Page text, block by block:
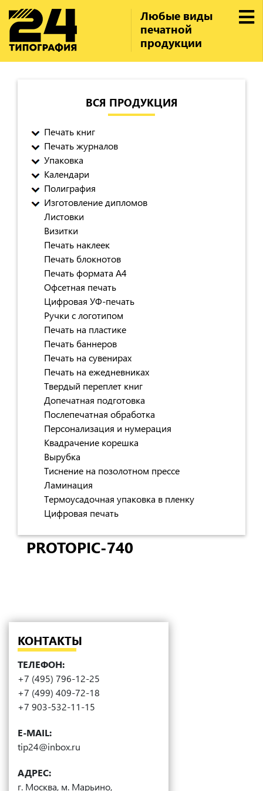
Любые виды
печатной
продукции
ВСЯ ПРОДУКЦИЯ
Печать книг
Печать журналов
Упаковка
Календари
Полиграфия
Изготовление дипломов
Листовки
Визитки
Печать наклеек
Печать блокнотов
Печать формата А4
Офсетная печать
Цифровая УФ-печать
Ручки с логотипом
Печать на пластике
Печать баннеров
Печать на сувенирах
Печать на ежедневниках
Твердый переплет книг
Допечатная подготовка
Послепечатная обработка
Персонализация и нумерация
Квадрачение корешка
Вырубка
Тиснение на позолотном прессе
Ламинация
Термоусадочная упаковка в пленку
Цифровая печать
PROTOPIC-740
КОНТАКТЫ
ТЕЛЕФОН:
+7 (495) 796-12-25
+7 (499) 409-72-18
+7 903-532-11-15
E-MAIL:
tip24@inbox.ru
АДРЕС:
г. Москва, м. Марьино,